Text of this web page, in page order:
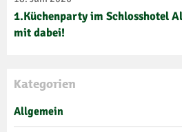
1.Küchenparty im Schlosshotel
mit dabei!
Kategorien
Allgemein